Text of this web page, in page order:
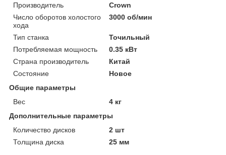
Производитель
Crown
Число оборотов холостого
хода
3000 об/мин
Тип станка
Точильный
Потребляемая мощность
0.35 кВт
Страна производитель
Китай
Состояние
Новое
Общие параметры
Вес
4 кг
Дополнительные параметры
Количество дисков
2 шт
Толщина диска
25 мм